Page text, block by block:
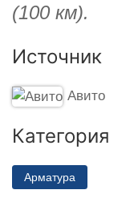
(100 км).
Источник
Авито
Категория
Арматура